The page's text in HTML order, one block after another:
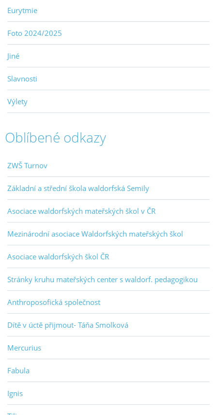
Eurytmie
Foto 2024/2025
Jiné
Slavnosti
Výlety
Oblíbené odkazy
ZWŠ Turnov
Základní a střední škola waldorfská Semily
Asociace waldorfských mateřských škol v ČR
Mezinárodní asociace Waldorfských mateřských škol
Asociace waldorfských škol ČR
Stránky kruhu mateřských center s waldorf. pedagogikou
Anthroposofická společnost
Dítě v úctě přijmout- Táňa Smolková
Mercurius
Fabula
Ignis